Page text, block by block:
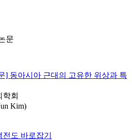
문
] 동아시아 근대의 고유한 위상과 특
학회
Kim)
도 바로잡기